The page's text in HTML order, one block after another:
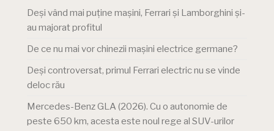
Deși vând mai puține mașini, Ferrari și Lamborghini și-
au majorat profitul
De ce nu mai vor chinezii mașini electrice germane?
Deși controversat, primul Ferrari electric nu se vinde
deloc rău
Mercedes-Benz GLA (2026). Cu o autonomie de
peste 650 km, acesta este noul rege al SUV-urilor